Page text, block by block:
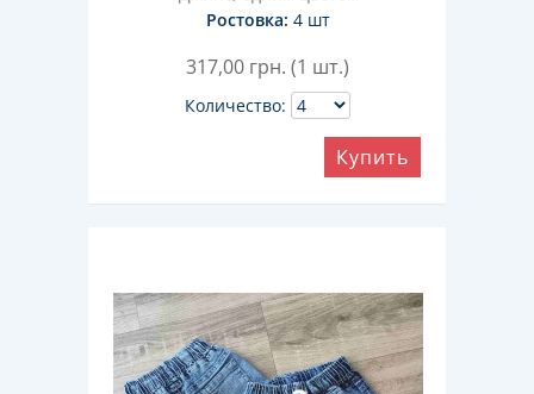
Ростовка: 4 шт
317,00 грн. (1 шт.)
Количество:
Купить